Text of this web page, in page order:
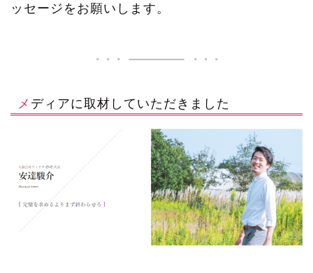
ッセージをお願いします。
メディアに取材していただきました